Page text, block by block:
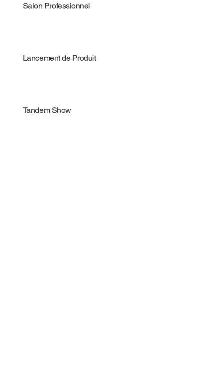
Salon Professionnel
Lancement de Produit
Tandem Show